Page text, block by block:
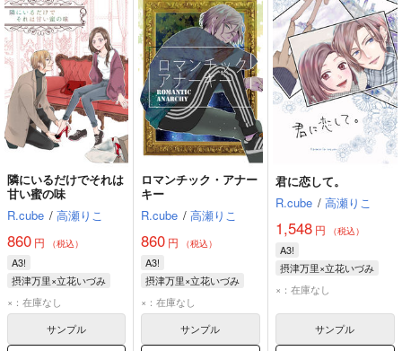
隣にいるだけでそれは
甘い蜜の味
R.cube / 高瀬りこ
860 円 （税込）
A3!
摂津万里×立花いづみ
摂津万里
モブ山モブ美
×：在庫なし
サンプル
ロマンチック・アナー
キー
R.cube / 高瀬りこ
860 円 （税込）
A3!
摂津万里×立花いづみ
摂津万里
×：在庫なし
サンプル
君に恋して。
R.cube / 高瀬りこ
1,548円 （税込）
A3!
摂津万里×立花いづみ
摂津万里
×：在庫なし
サンプル